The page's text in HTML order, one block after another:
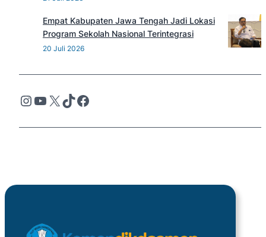
Empat Kabupaten Jawa Tengah Jadi Lokasi
Program Sekolah Nasional Terintegrasi
20 Juli 2026
Instagram YouTube X TikTok Facebook